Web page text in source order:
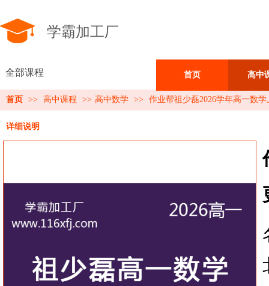
学霸加工厂
全部课程 首页 高中
首页 >> 高中课程 >> 高中数学 >> 作业帮祖少磊2026学年高一数
详细说明